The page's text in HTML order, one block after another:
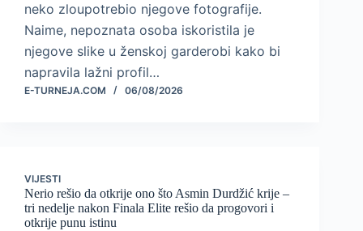
neko zloupotrebio njegove fotografije.
Naime, nepoznata osoba iskoristila je
njegove slike u ženskoj garderobi kako bi
napravila lažni profil…
E-TURNEJA.COM 06/08/2026
VIJESTI
Nerio rešio da otkrije ono što Asmin Durdžić krije –
tri nedelje nakon Finala Elite rešio da progovori i
otkrije punu istinu